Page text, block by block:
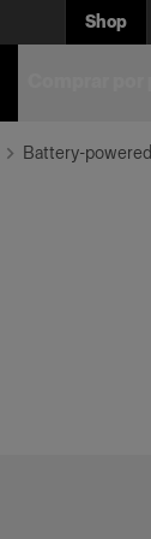
Shop
Battery-powered